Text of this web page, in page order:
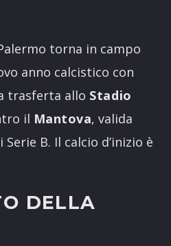
torna in campo
anno calcistico con
trasferta allo Stadio
il Mantova, valida
B. Il calcio d’inizio è
DELLA